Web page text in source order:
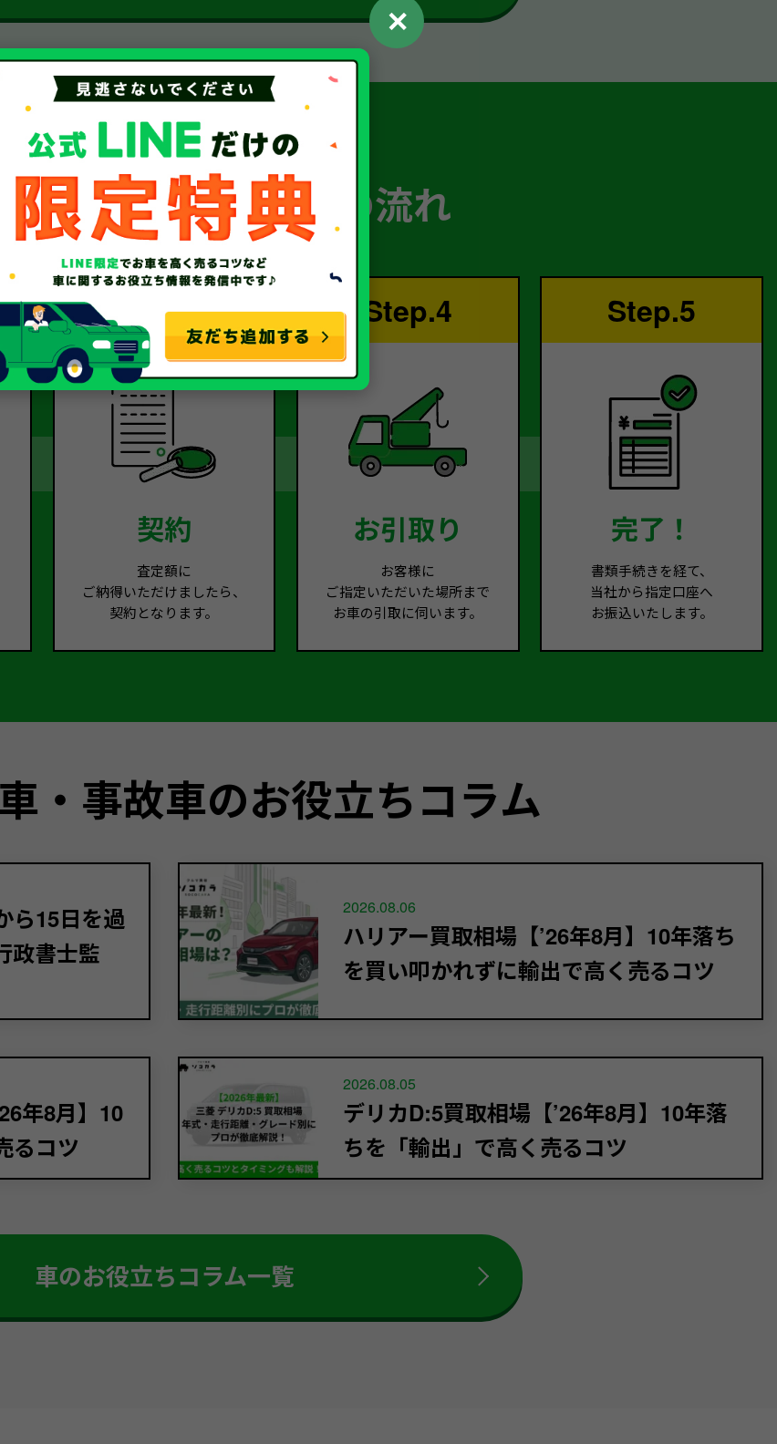
簡単 5ステップ！
廃車・事故車買取の流れ
Step.3
契約
査定額に
ご納得いただけましたら、
契約となります。
Step.4
お引取り
お客様に
ご指定いただいた場所まで
お車の引取に伺います。
Step.5
完了！
書類手続きを経て、
当社から指定口座へ
お振込いたします。
・事故車のお役立ちコラム
ら15日を過
政書士監
2026.08.06
ハリアー買取相場【’26年8月】10年落ち
を買い叩かれずに輸出で高く売るコツ
年8月】10
るコツ
2026.08.05
デリカD:5買取相場【’26年8月】10年落
ちを「輸出」で高く売るコツ
車のお役立ちコラム一覧
✕